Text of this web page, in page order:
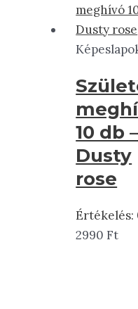
10 db –
Dusty
rose
Értékelés:
2990Ft